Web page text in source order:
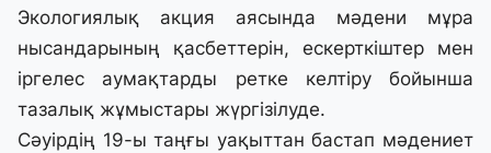
Экологиялық акция аясында мәдени мұра
нысандарының қасбеттерін, ескерткіштер мен
іргелес аумақтарды ретке келтіру бойынша
тазалық жұмыстары жүргізілуде.
Сәуірдің 19-ы таңғы уақыттан бастап мәдениет